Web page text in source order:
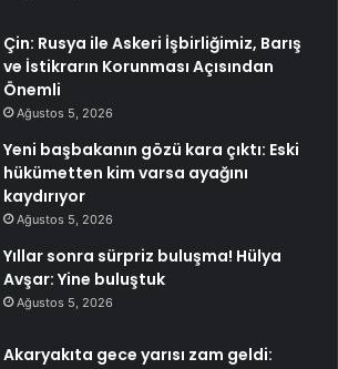
Çin: Rusya ile Askeri İşbirliğimiz, Barış
ve İstikrarın Korunması Açısından
Önemli
Ağustos 5, 2026
Yeni başbakanın gözü kara çıktı: Eski
hükümetten kim varsa ayağını
kaydırıyor
Ağustos 5, 2026
Yıllar sonra sürpriz buluşma! Hülya
Avşar: Yine buluştuk
Ağustos 5, 2026
Akaryakıta gece yarısı zam geldi: